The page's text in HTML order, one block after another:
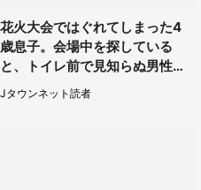
花火大会ではぐれてしまった4
歳息子。会場中を探している
と、トイレ前で見知らぬ男性に
（東京都・女性）
Jタウンネット読者